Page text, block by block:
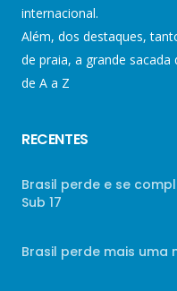
internacional.
Além, dos destaques,
de praia, a grande
de A a Z
RECENTES
Brasil perde e se
Sub 17
Brasil perde mais uma